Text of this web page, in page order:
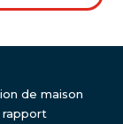
de maison
rapport